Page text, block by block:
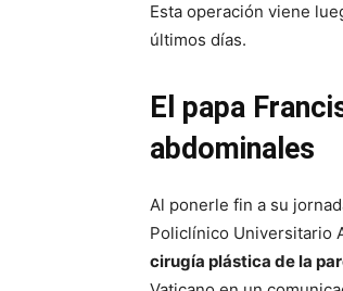
Esta operación viene
últimos días.
El papa
abdominales
Al ponerle fin a su
Policlínico Universitario
cirugía plástica de la